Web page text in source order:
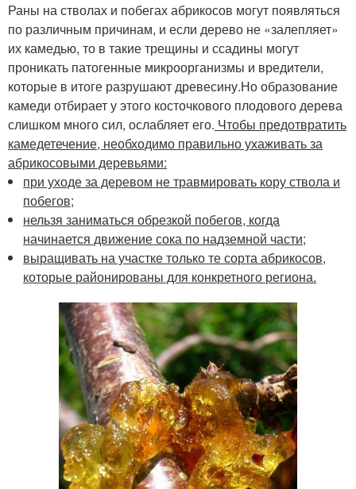
Раны на стволах и побегах абрикосов могут появляться
по различным причинам, и если дерево не «залепляет»
их камедью, то в такие трещины и ссадины могут
проникать патогенные микроорганизмы и вредители,
которые в итоге разрушают древесину.Но образование
камеди отбирает у этого косточкового плодового дерева
слишком много сил, ослабляет его. Чтобы предотвратить
камедетечение, необходимо правильно ухаживать за
абрикосовыми деревьями:
при уходе за деревом не травмировать кору ствола и
побегов;
нельзя заниматься обрезкой побегов, когда
начинается движение сока по надземной части;
выращивать на участке только те сорта абрикосов,
которые районированы для конкретного региона.